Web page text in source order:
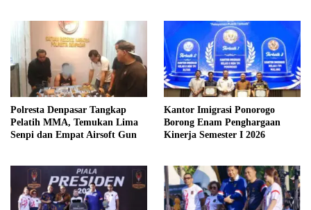
Polresta Denpasar Tangkap
Pelatih MMA, Temukan Lima
Senpi dan Empat Airsoft Gun
Kantor Imigrasi Ponorogo
Borong Enam Penghargaan
Kinerja Semester I 2026